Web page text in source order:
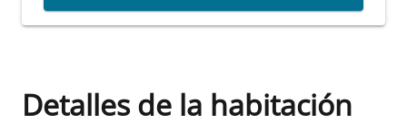
Detalles de la habitación